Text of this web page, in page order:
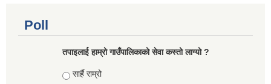
Poll
तपाइलाई हाम्रो गाउँपालिकाको सेवा कस्तो लाग्यो ?
Choices
सार्है राम्रो